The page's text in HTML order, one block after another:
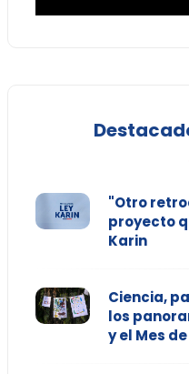
"Otro
proyecto
Karin
Ciencia,
los
y el Mes